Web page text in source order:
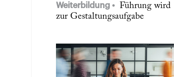
Weiterbildung
Führung wird
zur Gestaltungsaufgabe